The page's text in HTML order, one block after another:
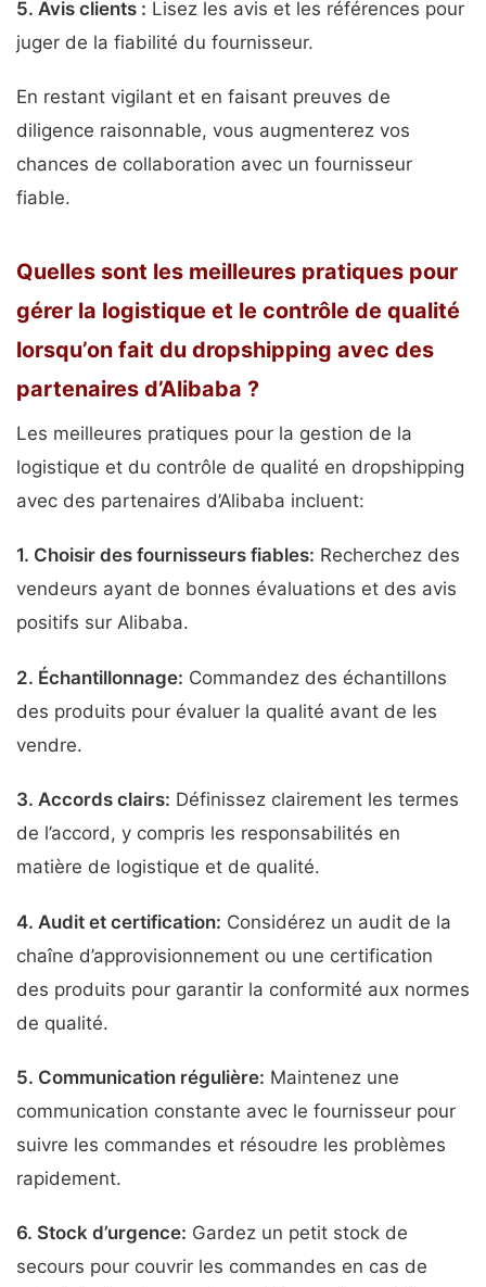
5. Avis clients : Lisez les avis et les références pour
juger de la fiabilité du fournisseur.
En restant vigilant et en faisant preuves de
diligence raisonnable, vous augmenterez vos
chances de collaboration avec un fournisseur
fiable.
Quelles sont les meilleures pratiques pour
gérer la logistique et le contrôle de qualité
lorsqu’on fait du dropshipping avec des
partenaires d’Alibaba ?
Les meilleures pratiques pour la gestion de la
logistique et du contrôle de qualité en dropshipping
avec des partenaires d’Alibaba incluent:
1. Choisir des fournisseurs fiables: Recherchez des
vendeurs ayant de bonnes évaluations et des avis
positifs sur Alibaba.
2. Échantillonnage: Commandez des échantillons
des produits pour évaluer la qualité avant de les
vendre.
3. Accords clairs: Définissez clairement les termes
de l’accord, y compris les responsabilités en
matière de logistique et de qualité.
4. Audit et certification: Considérez un audit de la
chaîne d’approvisionnement ou une certification
des produits pour garantir la conformité aux normes
de qualité.
5. Communication régulière: Maintenez une
communication constante avec le fournisseur pour
suivre les commandes et résoudre les problèmes
rapidement.
6. Stock d’urgence: Gardez un petit stock de
secours pour couvrir les commandes en cas de